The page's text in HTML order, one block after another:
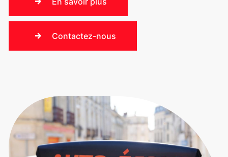
Contactez-nous